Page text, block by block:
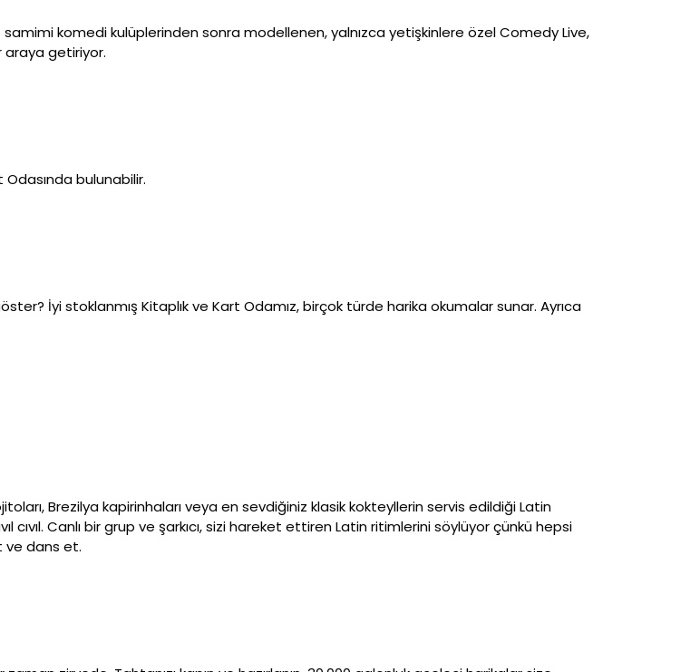
samimi komedi kulüplerinden sonra modellenen, yalnızca yetişkinlere özel Comedy Live,
araya getiriyor.
bulunabilir.
İyi stoklanmış Kitaplık ve Kart Odamız, birçok türde harika okumalar sunar. Ayrıca
Brezilya kapirinhaları veya en sevdiğiniz klasik kokteyllerin servis edildiği Latin
cıvıl. Canlı bir grup ve şarkıcı, sizi hareket ettiren Latin ritimlerini söylüyor çünkü hepsi
ve dans et.